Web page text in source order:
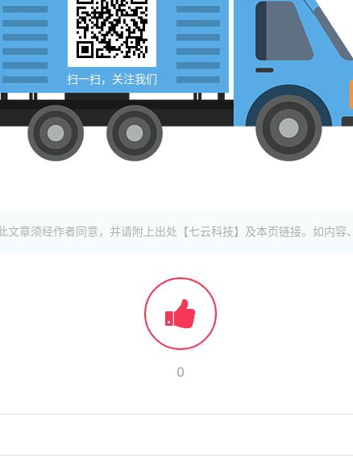
扫一扫，关注我们
章须经作者同意，并请附上出处【七云科技】及本页链接。如内容
0